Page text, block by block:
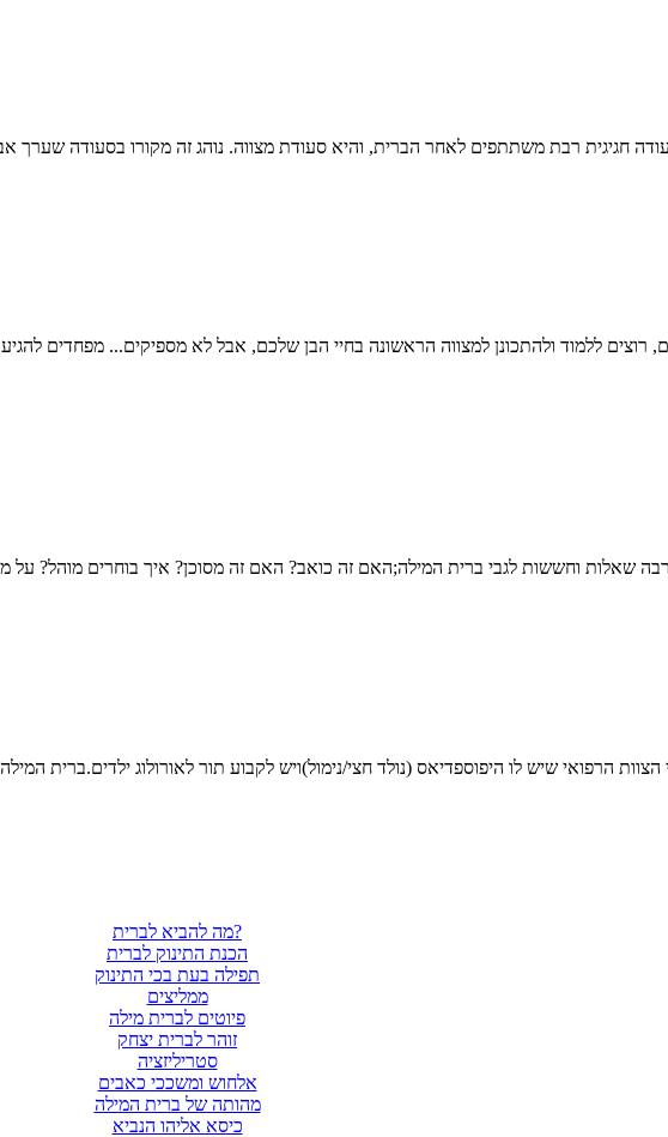
ללמוד ולהתכונן למצווה הראשונה בחיי הבן שלכם, אבל לא מספיקים... מפחדים
מה להביא לברית?
הכנת התינוק לברית
תפילה בעת בכי התינוק
ממליצים
פיוטים לברית מילה
זוהר לברית יצחק
סטריליזציה
אלחוש ומשככי כאבים
מהותה של ברית המילה
כיסא אליהו הנביא